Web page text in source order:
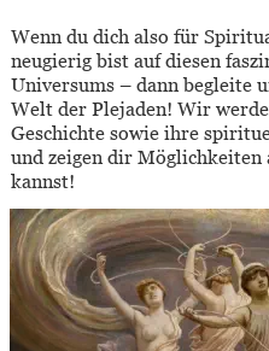
Wenn du dich also für
neugierig bist auf diesen
Universums – dann begleite
Welt der Plejaden! Wir
Geschichte sowie ihre
und zeigen dir
kannst!